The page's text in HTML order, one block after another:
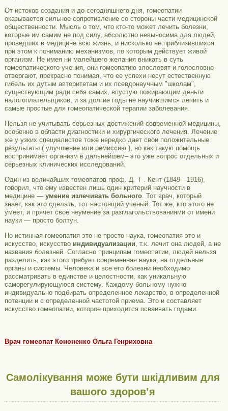
От истоков создания и до сегодняшнего дня, гомеопатии
оказывается сильное сопротивление со стороны части медицинской
общественности. Мысль о том, что кто-то может лечить болезни,
которые им самим не под силу, абсолютно невыносима для людей,
проведших в медицине всю жизнь, и нисколько не приблизившихся
при этом к пониманию механизмов, по которым действует живой
организм. Не имея ни малейшего желания вникать в суть
гомеопатического учения, они гомеопатию злословят и голословно
отвергают, прекрасно понимая, что ее успехи несут естественную
гибель их дутым авторитетам и их псевдонаучным "школам",
существующим ради себя самих, впустую пожирающим деньги
налогоплательщиков, и за долгие годы не научившимся лечить и
самые простые для гомеопатической терапии заболевания.
Нельзя не учитывать серьезных достижений современной медицины,
особенно в области диагностики и хирургического лечения. Лечение
же у узких специалистов тоже нередко дает свои положительные
результаты ( улучшение или ремиссию ), но как такую помощь
воспринимает организм в дальнейшем– это уже вопрос отдельных и
серьезных клинических исследований.
Один из величайших гомеопатов проф. Д. Т . Кент (1849—1916),
говорил, что ему известен лишь один критерий научности в
медицине — умение излечивать больного. Тот врач, который
знает, как это сделать, тот настоящий ученый. Тот же, кто этого не
умеет, и прячет свое неумение за разглагольствованиями от имени
науки — просто болтун.
Но истинная гомеопатия это не просто наука, гомеопатия это и
искусство, искусство индивидуализации, т.к. лечит она людей, а не
названия болезней. Согласно принципам гомеопатии, людей нельзя
разделить, как этого требует современная наука, на отдельные
органы и системы. Человека и все его болезни необходимо
рассматривать в единстве и целостности, как уникальную
саморегулирующуюся систему. Каждому больному нужно
индивидуально подбирать определенное лекарство, в определенной
потенции и с определенной частотой приема. Это и составляет
искусство гомеопатии, которое приходится осваивать годами.
Врач гомеопат Кононенко Ольга Генриховна
Самолікування може бути шкідливим для
вашого здоров’я